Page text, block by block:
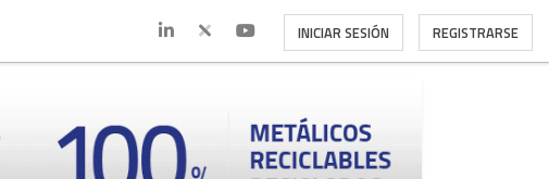
INICIAR SESIÓN REGISTRARSE